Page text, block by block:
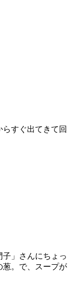
すぐ出てきて回
」さんにちょっ
葱。で、スープが